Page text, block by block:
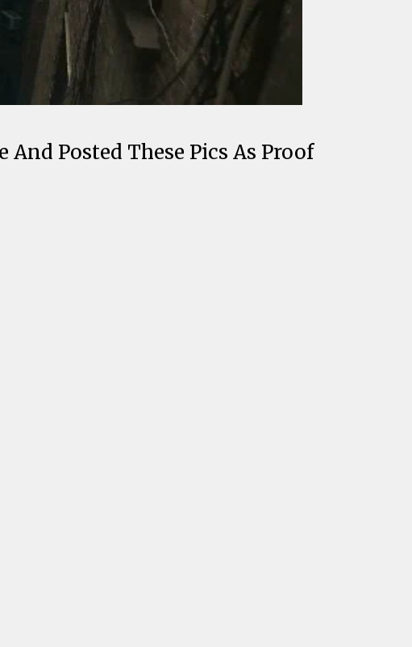
Posted These Pics As Proof